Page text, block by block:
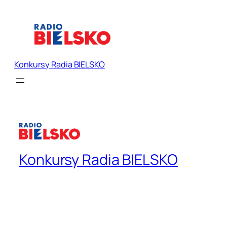
Konkursy Radia BIELSKO
Konkursy Radia BIELSKO